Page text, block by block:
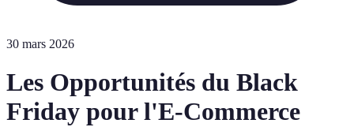
30 mars 2026
Les Opportunités du Black
Friday pour l'E-Commerce